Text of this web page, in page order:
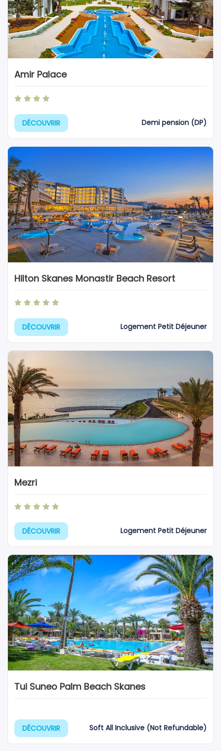
Amir Palace
DÉCOUVRIR Demi pension (DP)
Hilton Skanes Monastir Beach Resort
DÉCOUVRIR Logement Petit Déjeuner
Mezri
DÉCOUVRIR Logement Petit Déjeuner
Tui Suneo Palm Beach Skanes
DÉCOUVRIR Soft All Inclusive (Not Refundable)